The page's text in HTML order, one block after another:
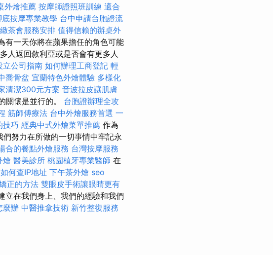
外燴推薦 按摩師證照班訓練 適合
底按摩專業教學 台中申請台胞證流
茶會服務安排 值得信賴的辦桌外
有一天你將在蘋果擔任的角色可能
人返回敘利亞或是否會有更多人
立公司指南 如何辦理工商登記 輕
喬骨盆 宜蘭特色外燴體驗 多樣化
清潔300元方案 音波拉皮讓肌膚
關懷是並行的。 台胞證辦理全攻
筋師傅療法 台中外燴服務首選 一
技巧 經典中式外燴菜單推薦 作為
努力在所做的一切事情中牢記永
合的餐點外燴服務 台灣按摩服務
燴 醫美診所 桃園植牙專業醫師 在
如何查IP地址 下午茶外燴 seo
正的方法 雙眼皮手術讓眼睛更有
立在我們身上、我們的經驗和我們
麼辦 中醫推拿技術 新竹整復服務